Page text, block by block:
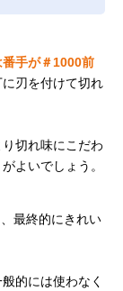
手が＃1000前
刃を付けて切れ
切れ味にこだわ
よいでしょう。
最終的にきれい
的には使わなく